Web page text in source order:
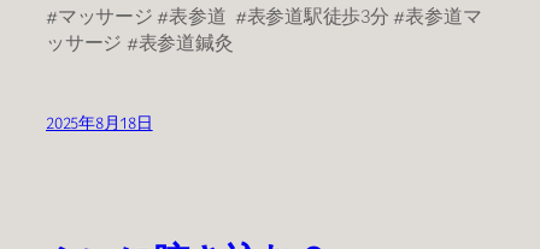
#マッサージ #表参道 #表参道駅徒歩3分 #表参道マ
ッサージ #表参道鍼灸
2025年8月18日